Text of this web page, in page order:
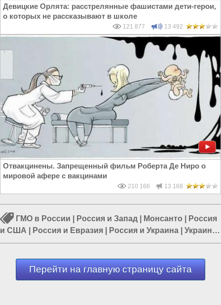
Девицкие Орлята: расстрелянные фашистами дети-герои,
о которых не рассказывают в школе
121 877 13 492
Отвакцинены. Запрещенный фильм Роберта Де Ниро о
мировой афере с вакцинами
210 166 13 168
ГМО в России Россия и Запад Монсанто
Россия
и США
Россия и Евразия Россия и Украина
Украина
и США
Перейти на главную страницу сайта